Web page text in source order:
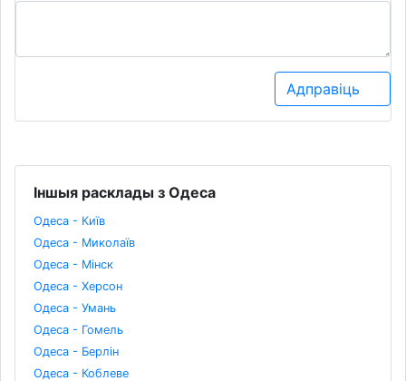
Адправіць
Іншыя расклады з Одеса
Одеса - Київ
Одеса - Миколаїв
Одеса - Мінск
Одеса - Херсон
Одеса - Умань
Одеса - Гомель
Одеса - Берлін
Одеса - Коблеве